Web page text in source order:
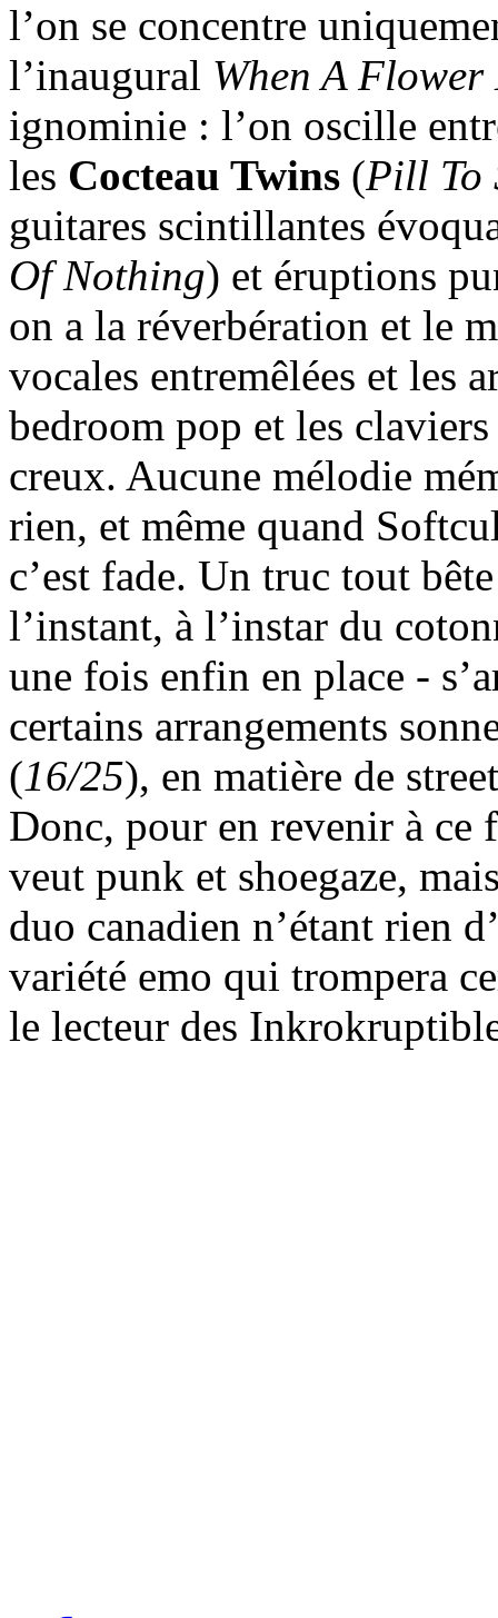
l’on se concentre
l’inaugural When A Flower
ignominie : l’on oscille
les Cocteau Twins (Pill To
guitares scintillantes
Of Nothing) et éruptions
on a la réverbération et le
vocales entremêlées et les
bedroom pop et les
creux. Aucune mélodie
rien, et même quand
c’est fade. Un truc tout
l’instant, à l’instar du
une fois enfin en place -
certains arrangements
(16/25), en matière de
Donc, pour en revenir à ce
veut punk et shoegaze,
duo canadien n’étant rien
variété emo qui trompera
le lecteur des